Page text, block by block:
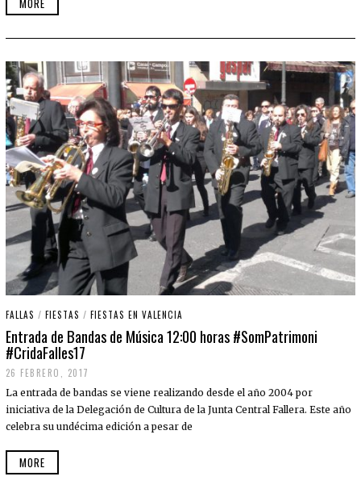
1
7
MORE
FALLAS / FIESTAS / FIESTAS EN VALENCIA
Entrada de Bandas de Música 12:00 horas #SomPatrimoni
#CridaFalles17
26 FEBRERO, 2017
F
E
R
La entrada de bandas se viene realizando desde el año 2004 por
iniciativa de la Delegación de Cultura de la Junta Central Fallera. Este año
celebra su undécima edición a pesar de
MORE